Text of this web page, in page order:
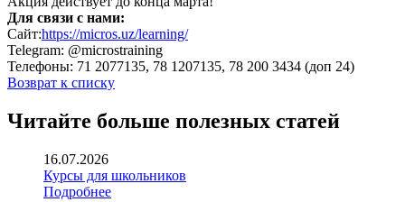
Для связи с нами:
Сайт:https://micros.uz/learning/
Telegram: @microstraining
Телефоны: 71 2077135, 78 1207135, 78 200 3434 (доп 24)
Возврат к списку
Читайте больше полезных статей
16.07.2026
Курсы для школьников
Подробнее